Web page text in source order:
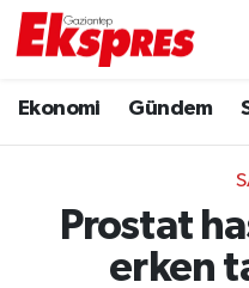
Ekonomi Gündem
Prostat
erken
Ekonomi
Gaziantep son
Genel
Trafik Durumu
Puan Durumu ve
Tüm Manşetler